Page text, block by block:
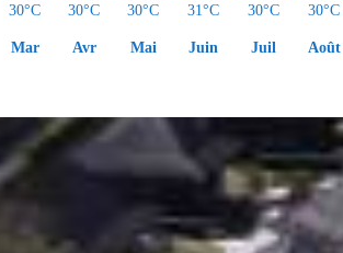
30°C
Mar
30°C
Avr
30°C
Mai
31°C
Juin
30°C
Juil
30°C
Août